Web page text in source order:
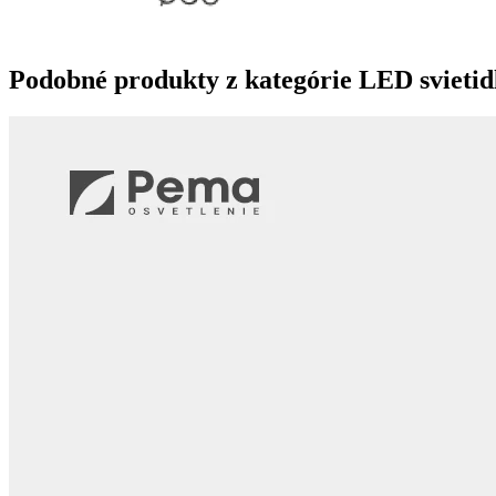
Podobné produkty z kategórie LED